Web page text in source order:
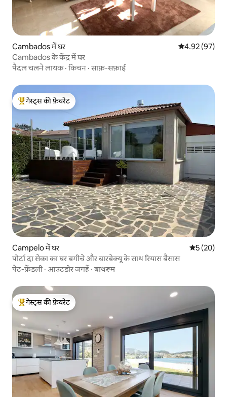
Cambados में घर औसत रेटिंग 5 में
4.92 (97)
Cambados के केंद्र में घर
पैदल चलने लायक·किचन ·साफ़-सफ़ाई
गेस्ट्स का टॉप फ़ेवरेट
गेस्ट्स की फ़ेवरेट
Campelo में घर औसत रेटिंग
5 (20)
पोर्टा दा सेका का घर बगीचे और बारबेक्यू के साथ रियास बैसास
पेट-फ्रेंडली · आउटडोर जगहें ·बाथरूम
गेस्ट्स का टॉप फ़ेवरेट
गेस्ट्स की फ़ेवरेट